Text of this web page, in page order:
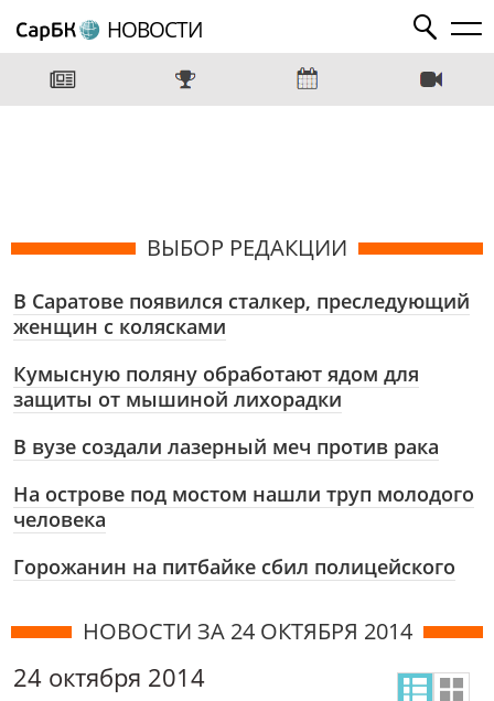
НОВОСТИ
ВЫБОР РЕДАКЦИИ
В Саратове появился сталкер, преследующий
женщин с колясками
Кумысную поляну обработают ядом для
защиты от мышиной лихорадки
В вузе создали лазерный меч против рака
На острове под мостом нашли труп молодого
человека
Горожанин на питбайке сбил полицейского
НОВОСТИ ЗА 24 ОКТЯБРЯ 2014
24 октября 2014